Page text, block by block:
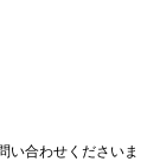
い合わせくださいま